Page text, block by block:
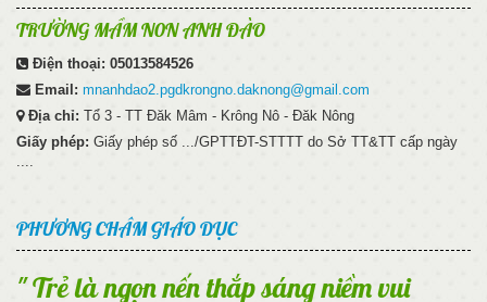
TRƯỜNG MẦM N0N ANH ĐÀO
Điện thoại: 05013584526
Email: mnanhdao2.pgdkrongno.daknong@gmail.com
Địa chỉ: Tổ 3 - TT Đăk Mâm - Krông Nô - Đăk Nông
Giấy phép: Giấy phép số .../GPTTĐT-STTTT do Sở TT&TT cấp ngày
PHƯƠNG CHÂM GIÁO DỤC
" Trẻ là ngọn nến thắp sáng niềm vui